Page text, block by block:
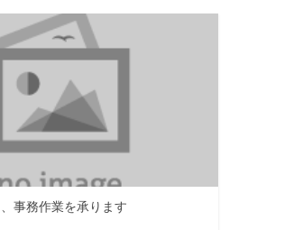
事務作業を承ります